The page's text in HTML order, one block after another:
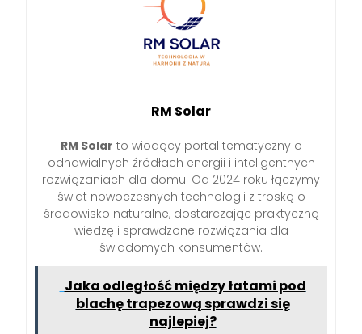
RM Solar
RM Solar to wiodący portal tematyczny o
odnawialnych źródłach energii i inteligentnych
rozwiązaniach dla domu. Od 2024 roku łączymy
świat nowoczesnych technologii z troską o
środowisko naturalne, dostarczając praktyczną
wiedzę i sprawdzone rozwiązania dla
świadomych konsumentów.
Jaka odległość między łatami pod
blachę trapezową sprawdzi się
najlepiej?